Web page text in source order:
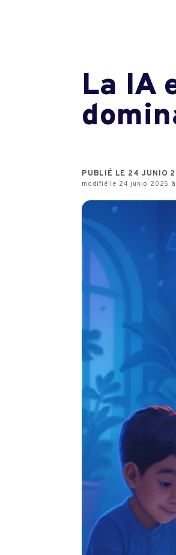
La IA
PUBLIÉ LE 24 JUNIO
modifié le 24 junio 2025 à